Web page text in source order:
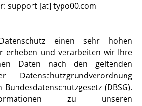
support [at] typo00.com
einen sehr hohen
erheben und verarbeiten wir Ihre
Daten nach den geltenden
Datenschutzgrundverordnung
Bundesdatenschutzgesetz (DBSG).
zu unseren